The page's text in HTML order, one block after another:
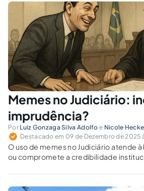
Memes no Judiciário:
imprudência?
Por Luiz Gonzaga Silva Adolfo e Nicole
Destacado em 09 de Dezembro de 2025
O uso de memes no Judiciário atende
ou compromete a credibilidade